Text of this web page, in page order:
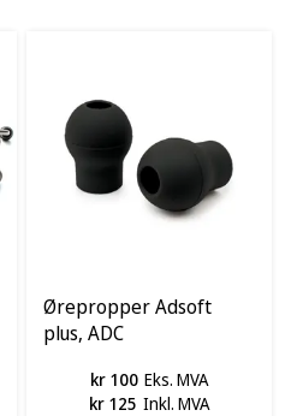
Ørepropper Adsoft
plus, ADC
kr 100 Eks. MVA
kr 125 Inkl. MVA